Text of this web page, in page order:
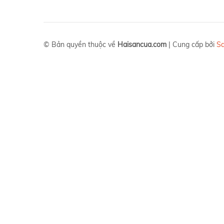
© Bản quyền thuộc về Haisancua.com | Cung cấp bởi